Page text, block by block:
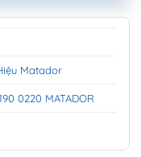
Matador
0220 MATADOR